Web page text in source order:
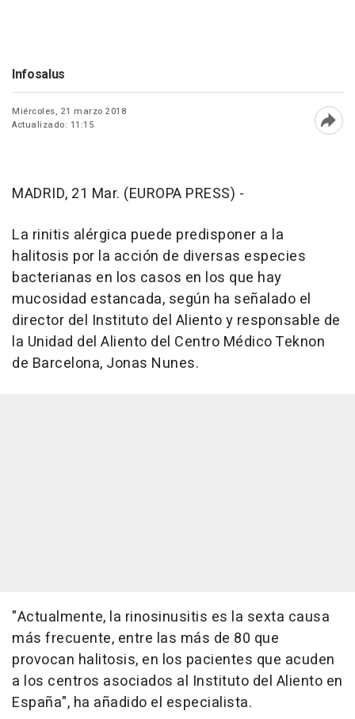
Infosalus
Miércoles, 21 marzo 2018
Actualizado: 11:15
MADRID, 21 Mar. (EUROPA PRESS) -
La rinitis alérgica puede predisponer a la
halitosis por la acción de diversas especies
bacterianas en los casos en los que hay
mucosidad estancada, según ha señalado el
director del Instituto del Aliento y responsable de
la Unidad del Aliento del Centro Médico Teknon
de Barcelona, Jonas Nunes.
"Actualmente, la rinosinusitis es la sexta causa
más frecuente, entre las más de 80 que
provocan halitosis, en los pacientes que acuden
a los centros asociados al Instituto del Aliento en
España", ha añadido el especialista.